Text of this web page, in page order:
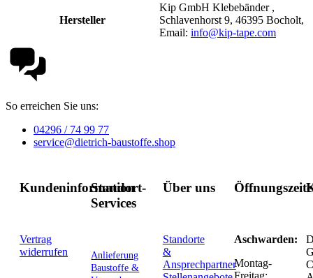
Hersteller
Kip GmbH Klebebänder ,
Schlavenhorst 9, 46395 Bocholt,
Email: info@kip-tape.com
So erreichen Sie uns:
04296 / 74 99 77
service@dietrich-baustoffe.shop
Kundeninformation
Vertrag
widerrufen
Standort-
Services
Anlieferung
Baustoffe &
Über uns
Standorte
&
Ansprechpartner
Aschwarden:
Montag-